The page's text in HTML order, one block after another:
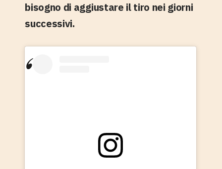
bisogno di aggiustare il tiro nei giorni
successivi.